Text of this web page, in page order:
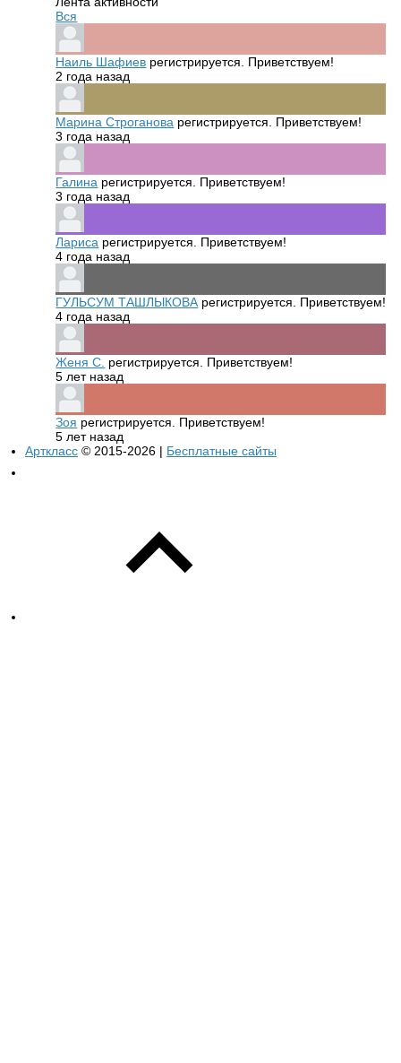
Вся
Наиль Шафиев регистрируется. Приветствуем!
2 года назад
Марина Строганова регистрируется. Приветствуем!
3 года назад
Галина регистрируется. Приветствуем!
3 года назад
Лариса регистрируется. Приветствуем!
4 года назад
ГУЛЬСУМ ТАШЛЫКОВАрегистрируется. Приветствуем!
4 года назад
Женя С. регистрируется. Приветствуем!
5 лет назад
Зоя регистрируется. Приветствуем!
5 лет назад
Арткласс © 2015-2026 | Бесплатные сайты